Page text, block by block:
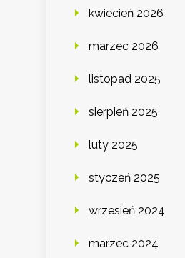
kwiecień 2026
marzec 2026
listopad 2025
sierpień 2025
luty 2025
styczeń 2025
wrzesień 2024
marzec 2024